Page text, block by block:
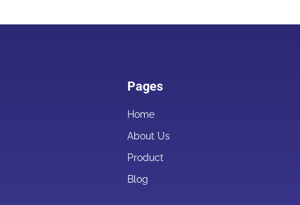
Pages
Home
About Us
Product
Blog